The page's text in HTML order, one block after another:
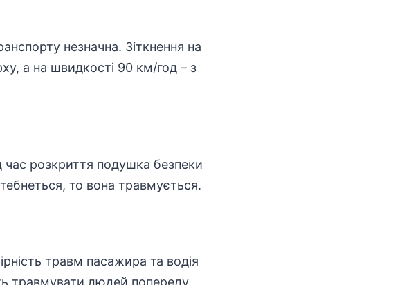
незначна. Зіткнення на
а на швидкості 90 км/год – з
розкриття подушка безпеки
то вона травмується.
травм пасажира та водія
травмувати людей попереду.